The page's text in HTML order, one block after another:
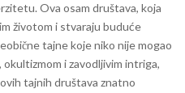
Ova osam društava, koja
životom i stvaraju buduće
tajne koje niko nije mogao
i zavodljivim intriga,
tajnih društava znatno